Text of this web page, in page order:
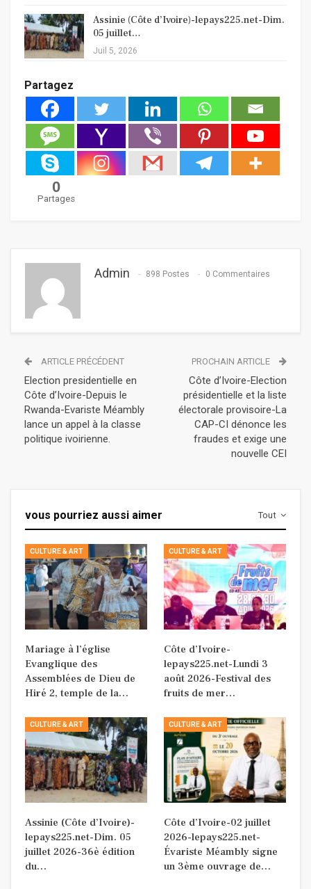
Assinie (Côte d’Ivoire)-lepays225.net-Dim.
05 juillet…
Juil 5, 2026
Partagez
0
Partages
Admin 898 Postes 0 Commentaires
ARTICLE PRÉCÉDENT
Election presidentielle en
Côte d’Ivoire-Depuis le
Rwanda-Evariste Méambly
lance un appel à la classe
politique ivoirienne.
PROCHAIN ARTICLE
Côte d’Ivoire-Election
présidentielle et la liste
électorale provisoire-La
CAP-CI dénonce les
fraudes et exige une
nouvelle CEI
Tout
vous pourriez aussi aimer
CULTURE & ART
Mariage à l’église
Evanglique des
Assemblées de Dieu de
Hiré 2, temple de la…
CULTURE & ART
Côte d’Ivoire-
lepays225.net-Lundi 3
août 2026-Festival des
fruits de mer…
CULTURE & ART
Assinie (Côte d’Ivoire)-
lepays225.net-Dim. 05
juillet 2026-36è édition
du…
CULTURE & ART
Côte d’Ivoire-02 juillet
2026-lepays225.net-
Évariste Méambly signe
un 3ème ouvrage de…